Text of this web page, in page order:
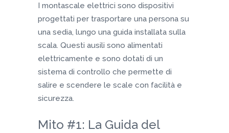
I montascale elettrici sono dispositivi
progettati per trasportare una persona su
una sedia, lungo una guida installata sulla
scala. Questi ausili sono alimentati
elettricamente e sono dotati di un
sistema di controllo che permette di
salire e scendere le scale con facilità e
sicurezza.
Mito #1: La Guida del